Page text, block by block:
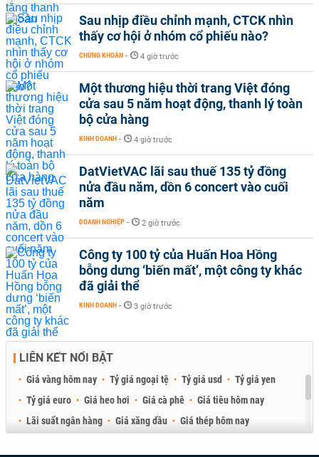
Sau nhịp điều chỉnh mạnh, CTCK nhìn
thấy cơ hội ở nhóm cổ phiếu nào?
CHỨNG KHOÁN - 4 giờ trước
Một thương hiệu thời trang Việt đóng
cửa sau 5 năm hoạt động, thanh lý toàn
bộ cửa hàng
KINH DOANH - 4 giờ trước
DatVietVAC lãi sau thuế 135 tỷ đồng
nửa đầu năm, dồn 6 concert vào cuối
năm
DOANH NGHIỆP - 2 giờ trước
Công ty 100 tỷ của Huấn Hoa Hồng
bỗng dưng ‘biến mất’, một công ty khác
đã giải thể
KINH DOANH - 3 giờ trước
LIÊN KẾT NỔI BẬT
Giá vàng hôm nay Tỷ giá ngoại tệ Tỷ giá usd
Tỷ giá yen
Tỷ giá euro
Giá heo hơi Giá cà phê
Giá tiêu hôm nay
Lãi suất ngân hàng
Giá xăng dầu
Giá thép hôm nay